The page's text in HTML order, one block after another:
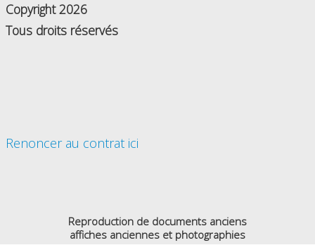
Copyright 2026
Tous droits réservés
Renoncer au contrat ici
Reproduction de documents anciens
affiches anciennes et photographies